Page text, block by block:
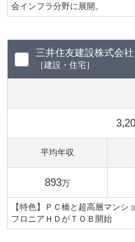
会インフラ分野に展開。
三井住友建設株式会社
［建設・住宅］
平均年収
893万
【特色】ＰＣ橋と超高層マン
フロニアＨＤがＴＯＢ開始